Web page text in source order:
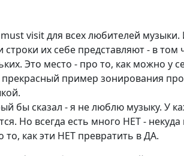
visit для всех любителей музыки.
их себе представляют - в
Это место - про то, как можно у
прекрасный пример зонирования
бы сказал - я не люблю музыку. У
Но всегда есть много НЕТ -
то, как эти НЕТ превратить в ДА.